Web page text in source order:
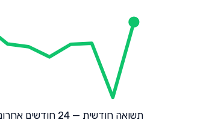
תשואה חודשית — 24 חודשים אחרונים